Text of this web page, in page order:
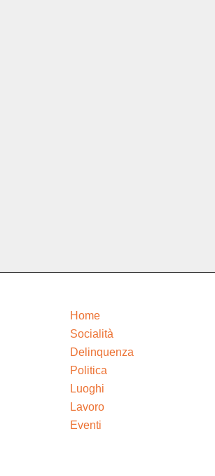
Home
Socialità
Delinquenza
Politica
Luoghi
Lavoro
Eventi